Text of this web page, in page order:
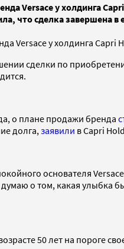
Versace у холдинга
что сделка завершена
Versace у холдинга Capri
сделки по
о плане продажи бренда
долга, заявили в Capri
основателя
думаю о том, какая
50 лет на пороге